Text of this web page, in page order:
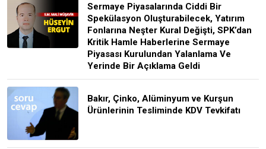
Sermaye Piyasalarında Ciddi Bir
Spekülasyon Oluşturabilecek, Yatırım
Fonlarına Neşter Kural Değişti, SPK’dan
Kritik Hamle Haberlerine Sermaye
Piyasası Kurulundan Yalanlama Ve
Yerinde Bir Açıklama Geldi
Bakır, Çinko, Alüminyum ve Kurşun
Ürünlerinin Tesliminde KDV Tevkifatı